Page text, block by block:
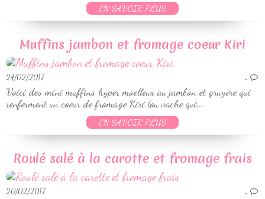
EN SAVOIR PLUS
Muffins jambon et fromage coeur Kiri
24/02/2017 …
Voici des mini muffins hyper moelleux au jambon et gruyère qui
renferment un coeur de fromage Kiri (ou vache qui...
EN SAVOIR PLUS
Roulé salé à la carotte et fromage frais
20/02/2017 …